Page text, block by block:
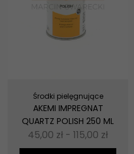
Środki pielęgnujące
AKEMI IMPREGNAT
QUARTZ POLISH 250 ML
45,00 zł - 115,00 zł